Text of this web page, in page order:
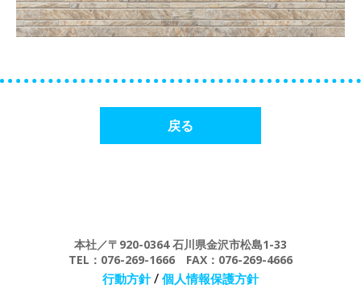
戻る
本社／〒920-0364 石川県金沢市松島1-33
TEL：076-269-1666 FAX：076-269-4666
行動方針/ 個人情報保護方針